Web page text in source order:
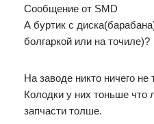
Сообщение от SMD
А буртик с
болгаркой или на точиле)?
На заводе никто ничего не
Колодки у них тоньше что
запчасти толше.